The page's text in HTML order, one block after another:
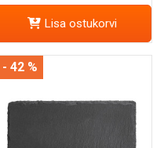
Lisa ostukorvi
- 42 %